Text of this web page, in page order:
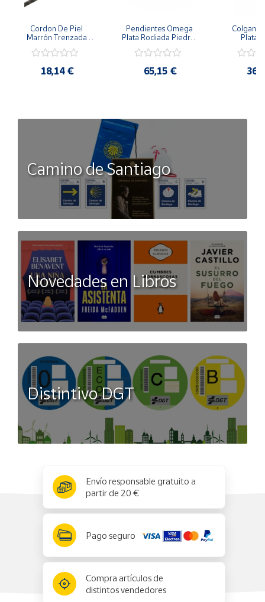
Cordon De Piel
Marrón Trenzada
Plata De 45Cm
18,14 €
Pendientes Omega
Plata Rodiada Piedras
65,15 €
Plata
Camino de Santiago
Novedades en Libros
Distintivo DGT
Envío responsable gratuito a
partir de 20 €
Pago seguro
Compra artículos de
distintos vendedores